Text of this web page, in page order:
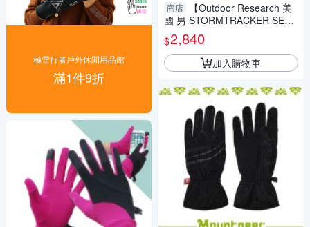
極雪行者戶外休閒用品館
滿1件9折
商店
【Outdoor Research 美
國 男 STORMTRACKER SENS
OR 防風防水手套《黑》】244
881/保暖手套
$2,840
加入購物車